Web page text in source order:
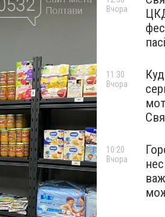
Вчора
11:30
Вчора
10:20
Вчора